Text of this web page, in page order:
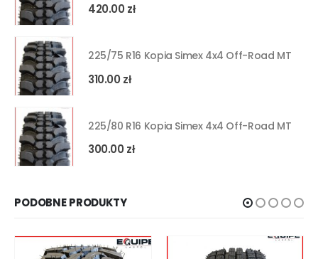
420.00 zł
225/75 R16 Kopia Simex 4x4 Off-Road MT
310.00 zł
225/80 R16 Kopia Simex 4x4 Off-Road MT
300.00 zł
PODOBNE PRODUKTY